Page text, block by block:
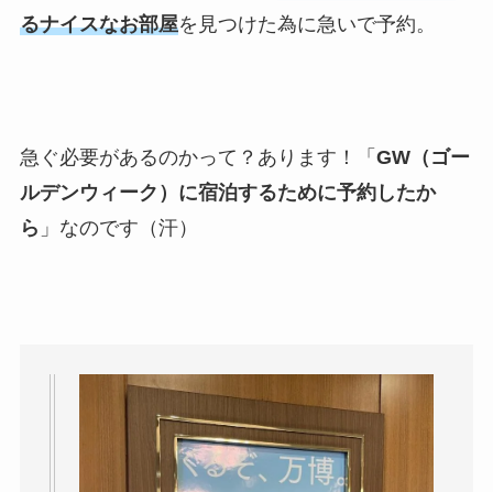
るナイスなお部屋を見つけた為に急いで予約。
急ぐ必要があるのかって？あります！「 GW（ゴー
ルデンウィーク）に宿泊するために予約したか
ら 」なのです（汗）